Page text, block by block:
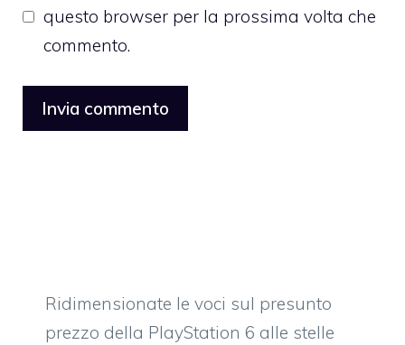
questo browser per la prossima volta che
commento.
Ridimensionate le voci sul presunto
prezzo della PlayStation 6 alle stelle